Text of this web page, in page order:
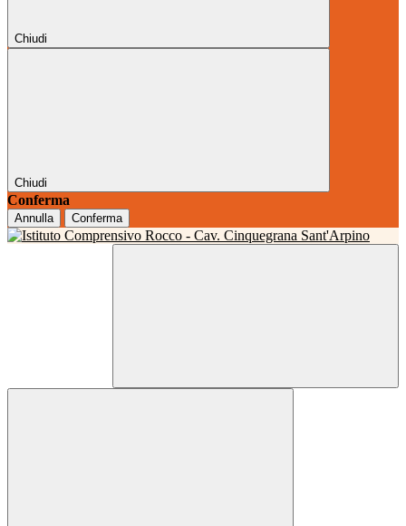
Chiudi
Chiudi
Conferma
Annulla Conferma